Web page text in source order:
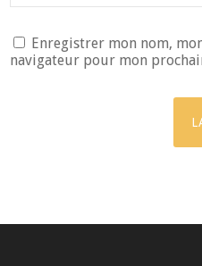
Enregistrer mon nom,
navigateur pour mon